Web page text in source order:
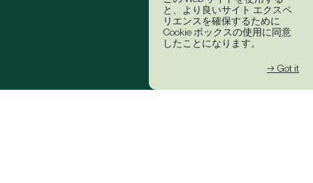
と、より良いサイト エクスペ
リエンスを確保するために
Cookie ボックスの使用に同意
したことになります。
→ Got it